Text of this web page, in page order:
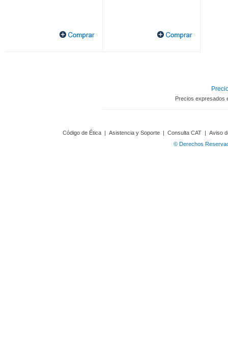
Precios expresados
Código de Ética | Asistencia y Soporte | Consulta CAT | Aviso
© Derechos